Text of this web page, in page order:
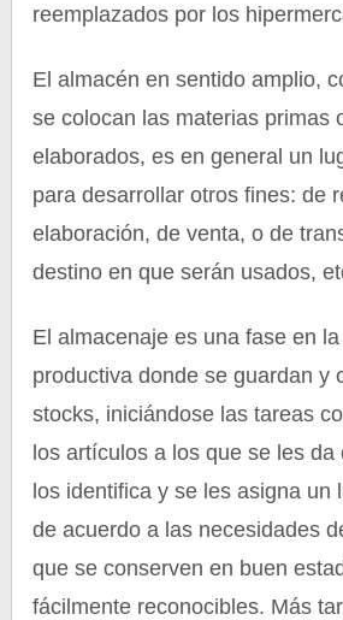
reemplazados por los
El almacén en sentido amplio,
se colocan las materias primas
elaborados, es en general un
para desarrollar otros fines: de
elaboración, de venta, o de
destino en que serán usados,
El almacenaje es una fase en
productiva donde se guardan y
stocks, iniciándose las tareas
los artículos a los que se les
los identifica y se les asigna un
de acuerdo a las necesidades
que se conserven en buen
fácilmente reconocibles. Más